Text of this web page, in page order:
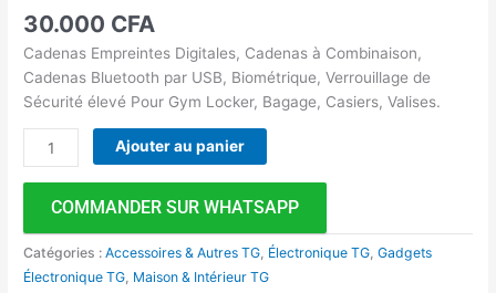
30.000 CFA
Cadenas Empreintes Digitales, Cadenas à Combinaison,
Cadenas Bluetooth par USB, Biométrique, Verrouillage de
Sécurité élevé Pour Gym Locker, Bagage, Casiers, Valises.
Ajouter au panier
COMMANDER SUR WHATSAPP
Catégories :Accessoires & Autres TG, Électronique TG,Gadgets
Électronique TG, Maison & Intérieur TG